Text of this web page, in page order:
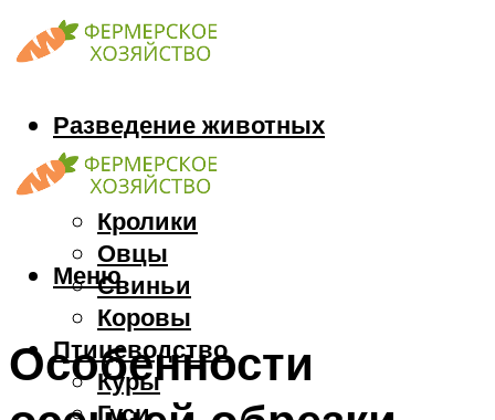
Разведение животных
Козы
Кони
Кролики
Овцы
Свиньи
Коровы
Птицеводство
Куры
Гуси
Меню
Особенности